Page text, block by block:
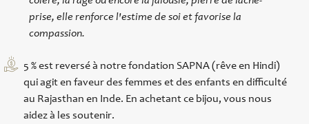
prise, elle renforce l'estime de soi et favorise la
compassion.
5 % est reversé à notre fondation SAPNA (rêve en Hindi)
qui agit en faveur des femmes et des enfants en difficulté
au Rajasthan en Inde. En achetant ce bijou, vous nous
aidez à les soutenir.